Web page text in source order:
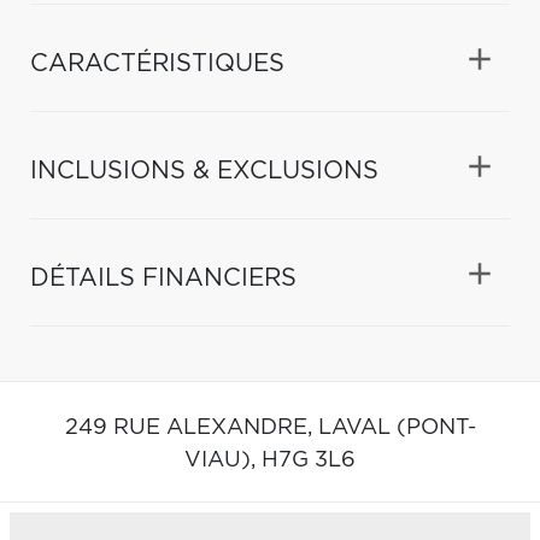
CARACTÉRISTIQUES
INCLUSIONS & EXCLUSIONS
DÉTAILS FINANCIERS
249 RUE ALEXANDRE, LAVAL (PONT-
VIAU), H7G 3L6